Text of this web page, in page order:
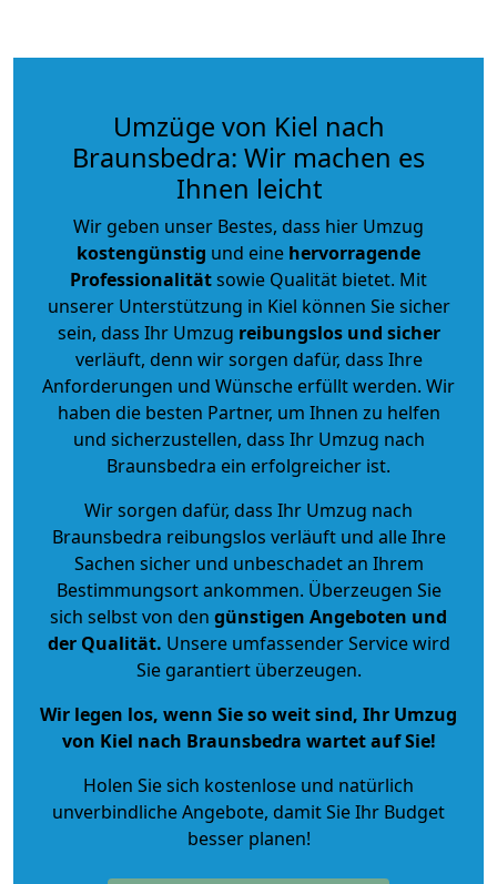
Umzüge von Kiel nach
Braunsbedra: Wir machen es
Ihnen leicht
Wir geben unser Bestes, dass hier Umzug
kostengünstig und eine hervorragende
Professionalitätsowie Qualität bietet. Mit
unserer Unterstützung in Kiel können Sie sicher
sein, dass Ihr Umzug reibungslos und sicher
verläuft, denn wir sorgen dafür, dass Ihre
Anforderungen und Wünsche erfüllt werden. Wir
haben die besten Partner, um Ihnen zu helfen
und sicherzustellen, dass Ihr Umzug nach
Braunsbedra ein erfolgreicher ist.
Wir sorgen dafür, dass Ihr Umzug nach
Braunsbedra reibungslos verläuft und alle Ihre
Sachen sicher und unbeschadet an Ihrem
Bestimmungsort ankommen. Überzeugen Sie
sich selbst von den günstigen Angeboten und
der Qualität. Unsere umfassender Service wird
Sie garantiert überzeugen.
Wir legen los, wenn Sie so weit sind, Ihr Umzug
von Kiel nach Braunsbedra wartet auf Sie!
Holen Sie sich kostenlose und natürlich
unverbindliche Angebote, damit Sie Ihr Budget
besser planen!